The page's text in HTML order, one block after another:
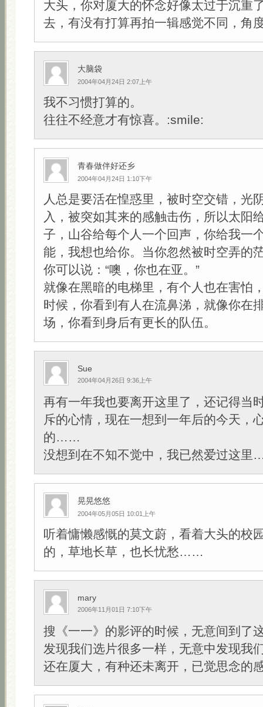
大头，你对厦大的怀念好像太过于沉重
去，有没有打算再拍一辑感觉不同，角
大脑袋
2004年04月24日 2:07上午
我不习惯打算的。
往往不经意才有惊喜。:smile:
青春做伴好还乡
2004年04月24日 1:10下午
人总是要活在惶惑里，被时空交错，光
入，被突如其来的感触击伤，所以太阳
子，山谷给每个人一个回声，你给我一
能，我想也给你。当你忽然被时空弄的
你可以说：“噢，你也在亚。”
就像在黑暗的电梯里，有个人也在害怕
时候，你看到有人在流鼻涕，就像你在
场，你看到身后有更长的队伍。
Sue
2004年04月26日 9:36上午
再有一年我也要离开这里了，还记得当
斥的心情，现在一想到一年后的今天，
的……
没想到在不知不觉中，我已然爱过这
晃晃悠悠
2004年05月05日 10:01上午
听着慵懒感慨的莫文蔚，看着大头的校
的，草地长草，也长忧愁……
mary
2006年11月01日 7:10下午
搜《一一》的影评的时候，无意间到了
发现我们选片很多一样，无意中发现我
还在厦大，有种还未离开，已觉思念的